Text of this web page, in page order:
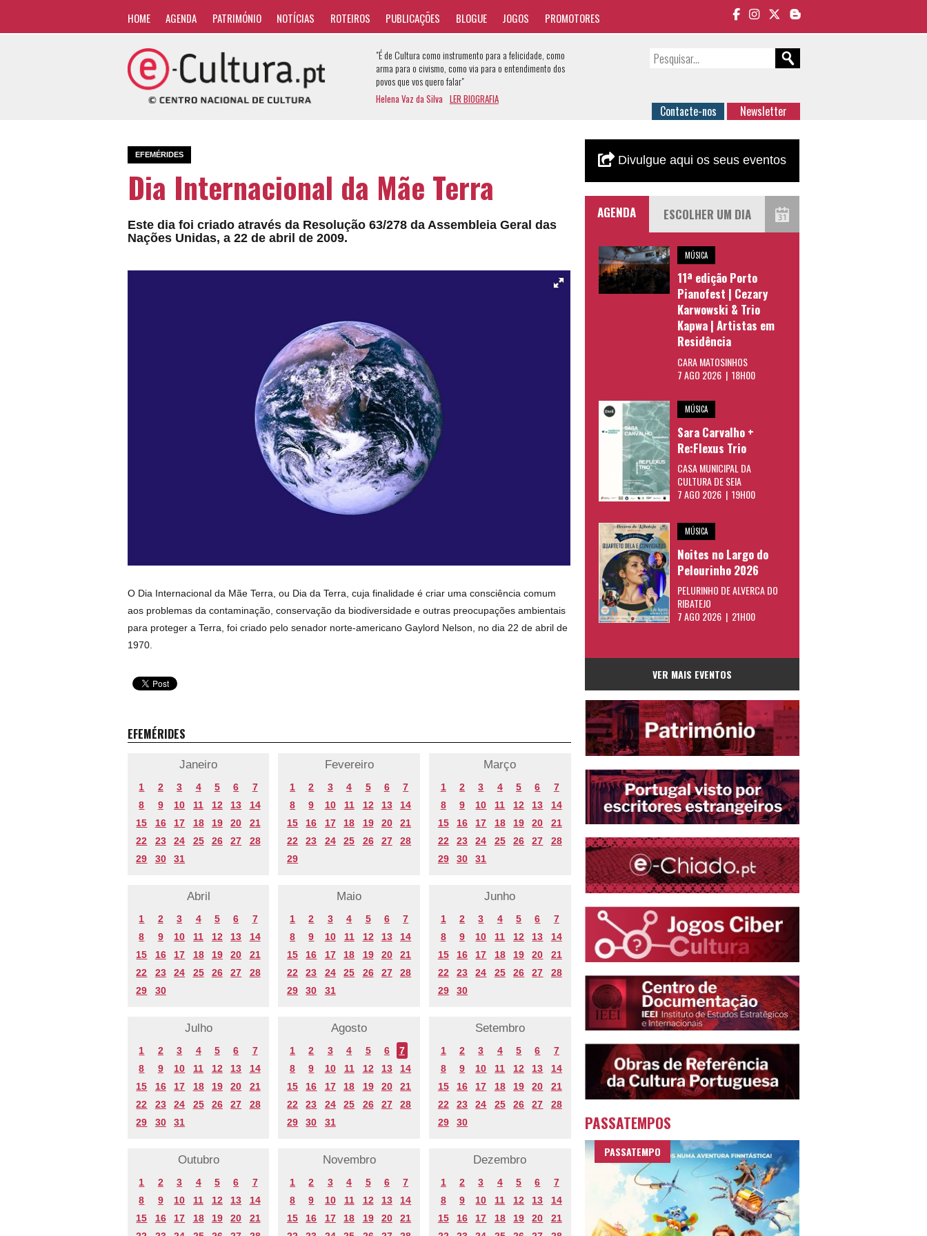
HOME AGENDA PATRIMÓNIO NOTÍCIAS ROTEIROS PUBLICAÇÕES BLOGUE JOGOS PROMOTORES
"É de Cultura como instrumento para a felicidade, como
arma para o civismo, como via para o entendimento dos
povos que vos quero falar"
Helena Vaz da Silva LER BIOGRAFIA
Contacte-nos Newsletter
EFEMÉRIDES
Dia Internacional da Mãe Terra
Este dia foi criado através da Resolução 63/278 da Assembleia Geral das
Nações Unidas, a 22 de abril de 2009.
O Dia Internacional da Mãe Terra, ou Dia da Terra, cuja finalidade é criar uma consciência comum
aos problemas da contaminação, conservação da biodiversidade e outras preocupações ambientais
para proteger a Terra, foi criado pelo senador norte-americano Gaylord Nelson, no dia 22 de abril de
1970.
EFEMÉRIDES
Janeiro
1 2 3 4 5 6
7
8
9 10 11 12 13
14
15
16 17 18 19 20
21
22
23 24 25 26 27
28
29
30 31
Fevereiro
1 2 3 4 5 6
7
8
9 10 11 12 13
14
15
16 17 18 19 20
21
22
23 24 25 26 27
28
29
Março
1 2 3 4 5 6
7
8
9 10 11 12 13
14
15
16 17 18 19 20
21
22
23 24 25 26 27
28
29
30 31
Abril
1 2 3 4 5 6
7
8
9 10 11 12 13
14
15
16 17 18 19 20
21
22
23 24 25 26 27
28
29
30
Maio
1 2 3 4 5 6
7
8
9 10 11 12 13
14
15
16 17 18 19 20
21
22
23 24 25 26 27
28
29
30 31
Junho
1 2 3 4 5 6
7
8
9 10 11 12 13
14
15
16 17 18 19 20
21
22
23 24 25 26 27
28
29
30
Julho
1 2 3 4 5 6
7
8
9 10 11 12 13
14
15
16 17 18 19 20
21
22
23 24 25 26 27
28
29
30 31
Agosto
1 2 3 4 5 6
7
8
9 10 11 12 13
14
15
16 17 18 19 20
21
22
23 24 25 26 27
28
29
30 31
Setembro
1 2 3 4 5 6
7
8
9 10 11 12 13
14
15
16 17 18 19 20
21
22
23 24 25 26 27
28
29
30
Outubro
1 2 3 4 5 6
7
8
9 10 11 12 13
14
15
16 17 18 19 20
21
Novembro
1 2 3 4 5 6
7
8
9 10 11 12 13
14
15
16 17 18 19 20
21
Dezembro
1 2 3 4 5 6
7
8
9 10 11 12 13
14
15
16 17 18 19 20
21
Divulgue aqui os seus eventos
AGENDA
MÚSICA
11ª edição Porto
Pianofest | Cezary
Karwowski & Trio
Kapwa | Artistas em
Residência
CARA MATOSINHOS
7 AGO 2026 | 18H00
MÚSICA
Sara Carvalho +
Re:Flexus Trio
CASA MUNICIPAL DA
CULTURA DE SEIA
7 AGO 2026 | 19H00
MÚSICA
Noites no Largo do
Pelourinho 2026
PELURINHO DE ALVERCA DO
RIBATEJO
7 AGO 2026 | 21H00
VER MAIS EVENTOS
PASSATEMPOS
PASSATEMPO